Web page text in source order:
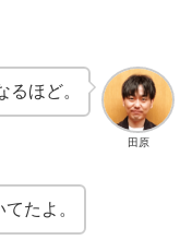
田原
るほど。
たよ。